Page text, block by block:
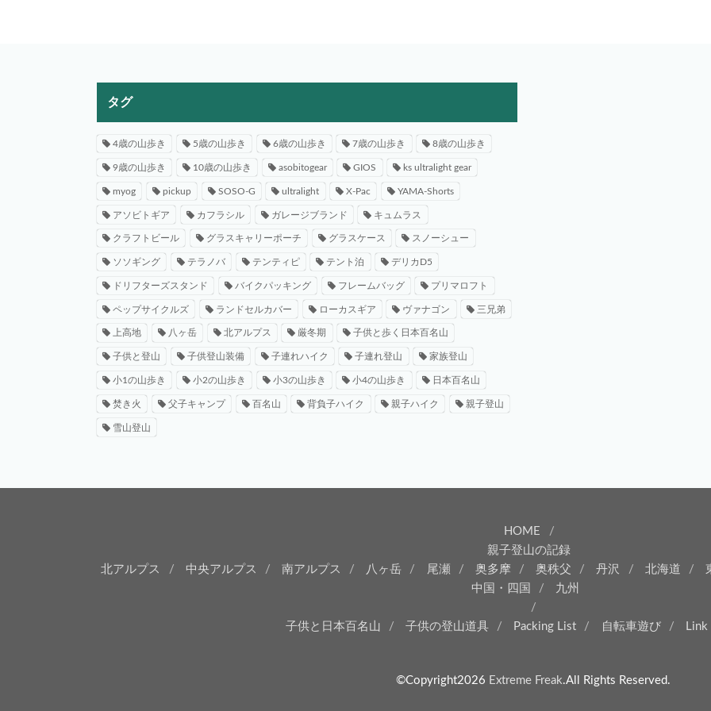
タグ
4歳の山歩き 5歳の山歩き 6歳の山歩き 7歳の山歩き 8歳の山歩き
9歳の山歩き 10歳の山歩き asobitogear GIOS ks ultralight gear
myog pickup SOSO-G ultralight X-Pac YAMA-Shorts
アソビトギア カフラシル ガレージブランド キュムラス
クラフトビール グラスキャリーポーチ グラスケース スノーシュー
ソソギング テラノバ テンティピ テント泊 デリカD5
ドリフターズスタンド バイクパッキング フレームバッグ プリマロフト
ペップサイクルズ ランドセルカバー ローカスギア ヴァナゴン 三兄弟
上高地 八ヶ岳 北アルプス 厳冬期 子供と歩く日本百名山
子供と登山 子供登山装備 子連れハイク 子連れ登山 家族登山
小1の山歩き 小2の山歩き 小3の山歩き 小4の山歩き 日本百名山
焚き火 父子キャンプ 百名山 背負子ハイク 親子ハイク 親子登山
雪山登山
HOME
親子登山の記録
北アルプス
中央アルプス 南アルプス 八ヶ岳 尾瀬 奥多摩 奥秩父 丹沢 北海道
中国・四国
九州
子供と日本百名山 子供の登山道具 Packing List 自転車遊び Link
©Copyright2026 Extreme Freak.All Rights Reserved.